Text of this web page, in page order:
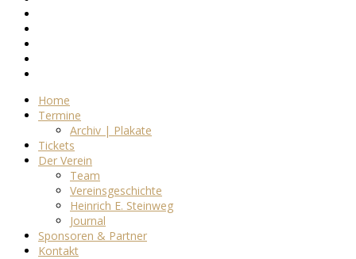
Home
Termine
Archiv | Plakate
Tickets
Der Verein
Team
Vereinsgeschichte
Heinrich E. Steinweg
Journal
Sponsoren & Partner
Kontakt